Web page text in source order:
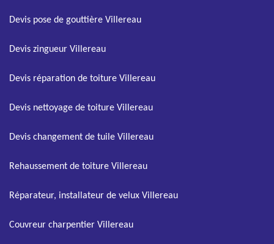
Devis pose de gouttière Villereau
Devis zingueur Villereau
Devis réparation de toiture Villereau
Devis nettoyage de toiture Villereau
Devis changement de tuile Villereau
Rehaussement de toiture Villereau
Réparateur, installateur de velux Villereau
Couvreur charpentier Villereau